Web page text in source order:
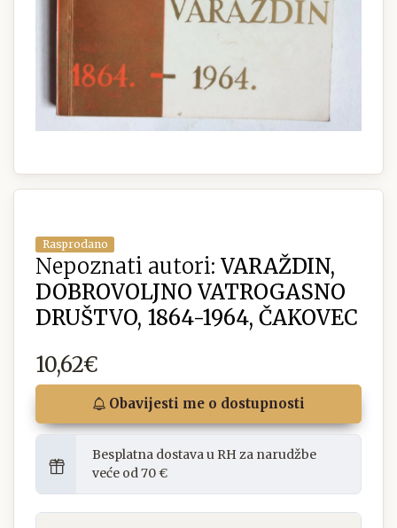
Rasprodano
Nepoznati autori: VARAŽDIN,
DOBROVOLJNO VATROGASNO
DRUŠTVO, 1864-1964, ČAKOVEC
10,62€
Obavijesti me o dostupnosti
Besplatna dostava u RH za narudžbe
veće od 70 €